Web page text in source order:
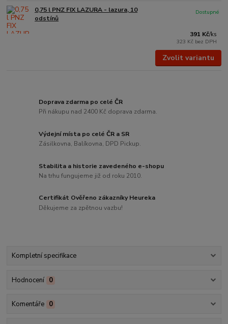
0,75 l PNZ FIX LAZURA - lazura, 10
odstínů
391 Kč/ks
323 Kč bez DPH
Dostupné
Zvolit variantu
Doprava zdarma po celé ČR
Při nákupu nad 2400 Kč doprava zdarma.
Výdejní místa po celé ČR a SR
Zásilkovna, Balíkovna, DPD Pickup.
Stabilita a historie zavedeného e-shopu
Na trhu fungujeme již od roku 2010.
Certifikát Ověřeno zákazníky Heureka
Děkujeme za zpětnou vazbu!
Kompletní specifikace
Hodnocení 0
Komentáře 0